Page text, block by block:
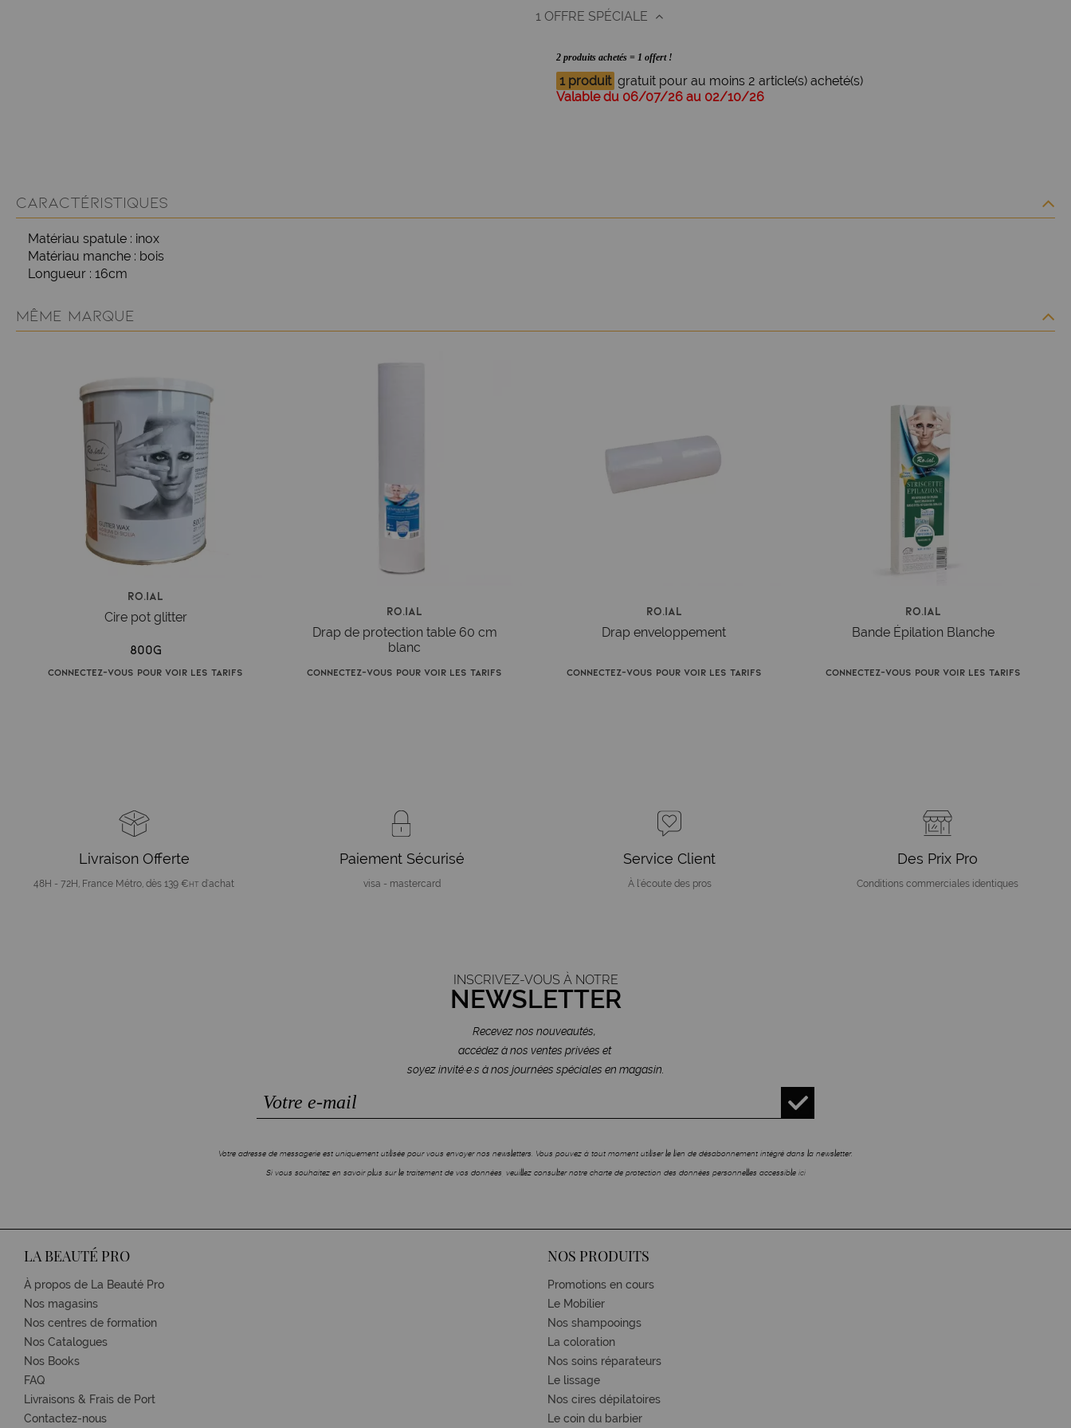
1 OFFRE SPÉCIALE
2 produits achetés = 1 offert !
1 produit gratuit pour au moins 2 article(s) acheté(s)
Valable du 06/07/26 au 02/10/26
CARACTÉRISTIQUES
Matériau spatule : inox
Matériau manche : bois
Longueur : 16cm
MÊME MARQUE
Ro.ial
Cire pot glitter
800g
Connectez-vous pour voir les tarifs
Ro.ial
Drap de protection table 60 cm
blanc
Connectez-vous pour voir les tarifs
Ro.ial
Drap enveloppement
Connectez-vous pour voir les tarifs
Ro.ial
Bande Épilation Blanche
Connectez-vous pour voir les tarifs
Livraison Offerte
48H - 72H, France Métro, dès 139 € HT d'achat
Paiement Sécurisé
visa - mastercard
Service Client
À l'écoute des pros
Des Prix Pro
Conditions commerciales identiques
INSCRIVEZ-VOUS À NOTRE
NEWSLETTER
Recevez nos nouveautés,
accédez à nos ventes privées et
soyez invité·e·s à nos journées spéciales en magasin.
Votre adresse de messagerie est uniquement utilisée pour vous envoyer nos newsletters. Vous pouvez à tout moment utiliser le lien de désabonnement intégré dans la newsletter.
Si vous souhaitez en savoir plus sur le traitement de vos données, veuillez consulter notre charte de protection des données personnelles accessibleici
LA BEAUTÉ PRO
À propos de La Beauté Pro
Nos magasins
Nos centres de formation
Nos Catalogues
Nos Books
FAQ
Livraisons & Frais de Port
Contactez-nous
NOS PRODUITS
Promotions en cours
Le Mobilier
Nos shampooings
La coloration
Nos soins réparateurs
Le lissage
Nos cires dépilatoires
Le coin du barbier